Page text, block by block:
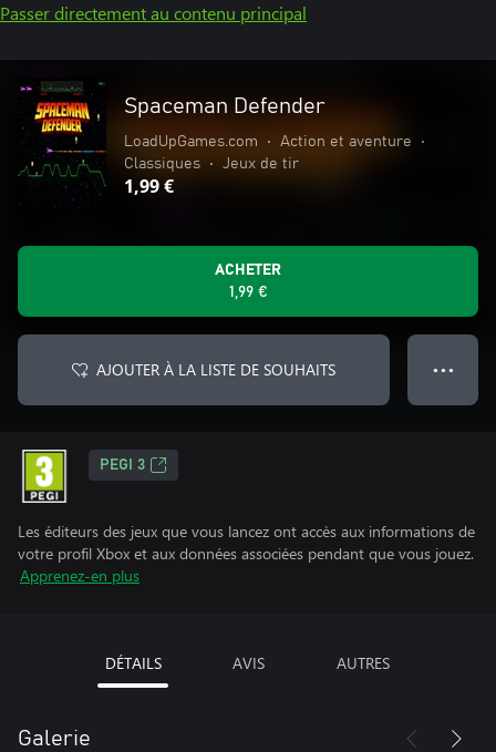
Passer directement au contenu principal
Spaceman Defender
LoadUpGames.com • Action et aventure
•
Classiques
• Jeux de tir
1,99 €
ACHETER
1,99 €
AJOUTER À LA LISTE DE SOUHAITS ● ● ●
PEGI 3
Les éditeurs des jeux que vous lancez ont accès aux informations de
votre profil Xbox et aux données associées pendant que vous jouez.
Apprenez-en plus
DÉTAILS AVIS AUTRES
Galerie